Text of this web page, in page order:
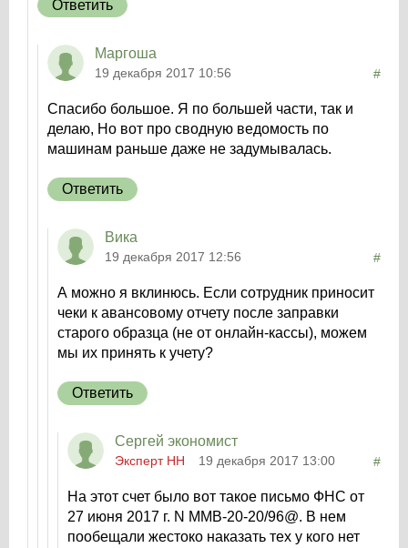
Ответить
Маргоша
19 декабря 2017 10:56 #
Спасибо большое. Я по большей части, так и
делаю, Но вот про сводную ведомость по
машинам раньше даже не задумывалась.
Ответить
Вика
19 декабря 2017 12:56 #
А можно я вклинюсь. Если сотрудник приносит
чеки к авансовому отчету после заправки
старого образца (не от онлайн-кассы), можем
мы их принять к учету?
Ответить
Сергей экономист
Эксперт НН 19 декабря 2017 13:00 #
На этот счет было вот такое письмо ФНС от
27 июня 2017 г. N ММВ-20-20/96@. В нем
пообещали жестоко наказать тех у кого нет